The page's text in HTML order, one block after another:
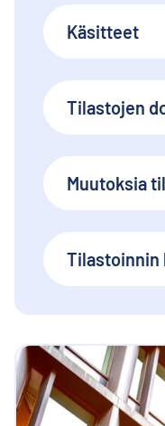
Käsitteet
Tilastojen
Muutoksia
Tilastoinnin